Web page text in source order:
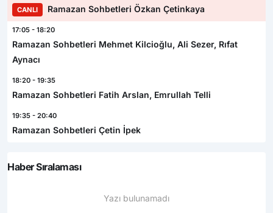
CANLI
Ramazan Sohbetleri Özkan Çetinkaya
17:05 - 18:20
Ramazan Sohbetleri Mehmet Kilcioğlu, Ali Sezer, Rıfat
Aynacı
18:20 - 19:35
Ramazan Sohbetleri Fatih Arslan, Emrullah Telli
19:35 - 20:40
Ramazan Sohbetleri Çetin İpek
Haber Sıralaması
Yazı bulunamadı